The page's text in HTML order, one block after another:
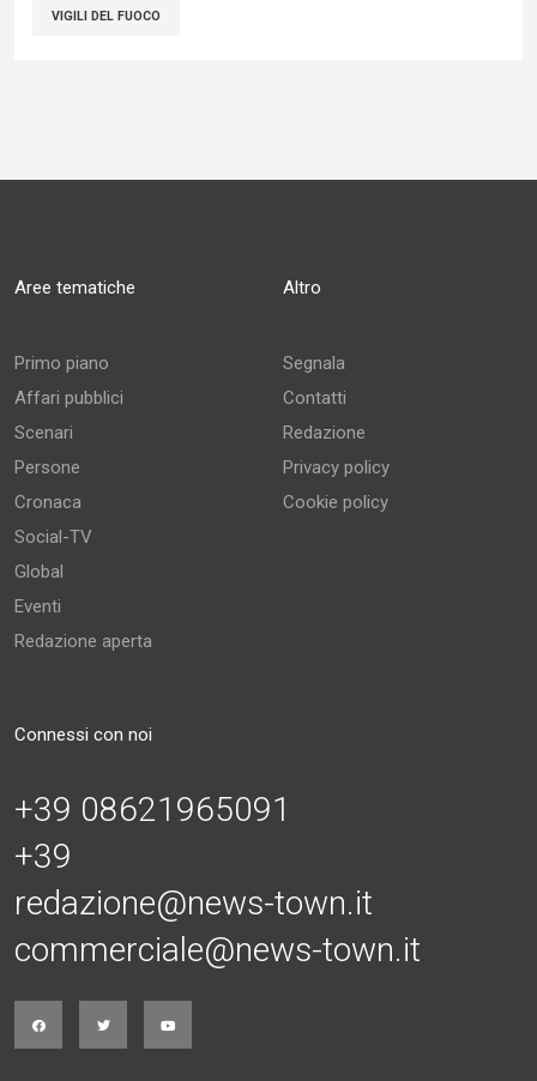
VIGILI DEL FUOCO
Aree tematiche
Primo piano
Affari pubblici
Scenari
Persone
Cronaca
Social-TV
Global
Eventi
Redazione aperta
Altro
Segnala
Contatti
Redazione
Privacy policy
Cookie policy
Connessi con noi
+39 08621965091
+39
redazione@news-town.it
commerciale@news-town.it